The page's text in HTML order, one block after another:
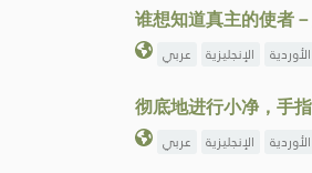
谁想知道真主的使者
عربي الإنجليزية الأوردية
彻底地进行小净，手
عربي الإنجليزية الأوردية